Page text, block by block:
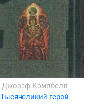
Джозеф Кэмпбелл
Тысячеликий герой